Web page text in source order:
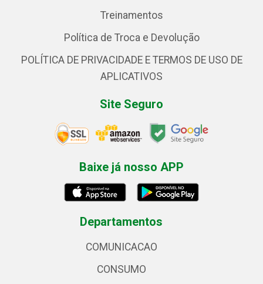
Treinamentos
Política de Troca e Devolução
POLÍTICA DE PRIVACIDADE E TERMOS DE USO DE
APLICATIVOS
Site Seguro
Baixe já nosso APP
Departamentos
COMUNICACAO
CONSUMO